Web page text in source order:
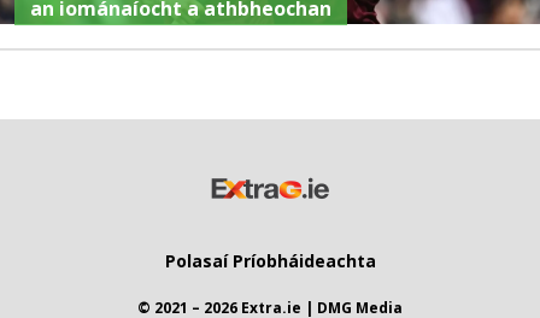
an iománaíocht a athbheochan
Polasaí Príobháideachta
© 2021 – 2026 Extra.ie | DMG Media